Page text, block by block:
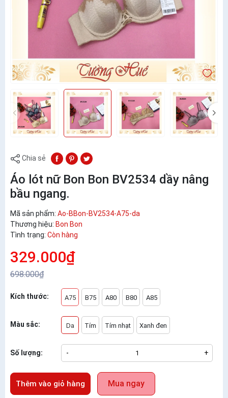
Chia sẻ
Áo lót nữ Bon Bon BV2534 dầy nâng
bầu ngang.
Mã sản phẩm: Ao-BBon-BV2534-A75-da
Thương hiệu: Bon Bon
Tình trạng: Còn hàng
329.000₫
698.000₫
Kích thước: A75 B75 A80 B80 A85
Màu sắc: Da Tím Tím nhạt Xanh đen
Số lượng: - +
Thêm vào giỏ hàng Mua ngay